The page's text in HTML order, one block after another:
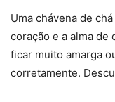
Uma chávena de
coração e a alma de
ficar muito amarga
corretamente.